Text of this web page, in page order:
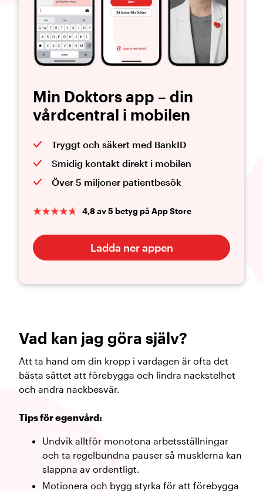
Min Doktors app – din
vårdcentral i mobilen
Tryggt och säkert med BankID
Smidig kontakt direkt i mobilen
Över 5 miljoner patientbesök
4,8 av 5 betyg på App Store
Ladda ner appen
Vad kan jag göra själv?
Att ta hand om din kropp i vardagen är ofta det
bästa sättet att förebygga och lindra nackstelhet
och andra nackbesvär.
Tips för egenvård:
Undvik alltför monotona arbetsställningar
och ta regelbundna pauser så musklerna kan
slappna av ordentligt.
Motionera och bygg styrka för att förebygga